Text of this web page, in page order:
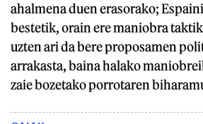
ahalmena duen erasorako;
bestetik, orain ere maniobra
uzten ari da bere proposamen
arrakasta, baina halako
zaie bozetako porrotaren